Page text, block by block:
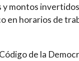
y montos
en horarios de
de la